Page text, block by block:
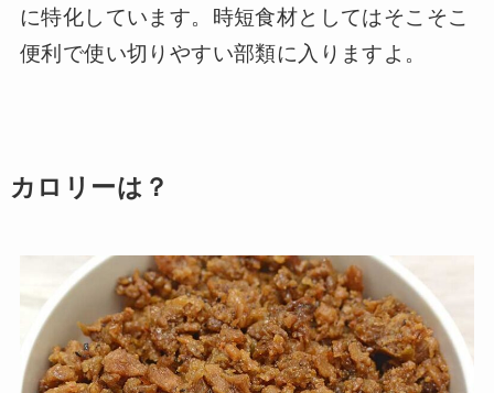
に特化しています。時短食材としてはそこそこ
便利で使い切りやすい部類に入りますよ。
カロリーは？